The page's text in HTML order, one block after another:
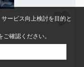
ービス向上検討を目的と
ご確認ください。